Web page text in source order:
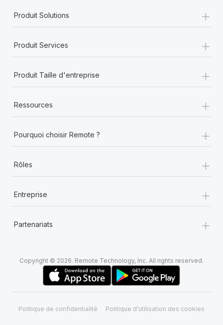
Produit Solutions +
Produit Services +
Produit Taille d'entreprise +
Ressources +
Pourquoi choisir Remote ? +
Rôles +
Entreprise +
Partenariats +
Copyright © 2026. Remote Technology, Inc. All rights reserved.
Politique de confidentialité Politique d’utilisation des cookies